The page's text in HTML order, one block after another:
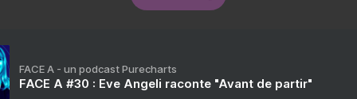
FACE A - un podcast Purecharts
FACE A #30 : Eve Angeli raconte "Avant de partir"